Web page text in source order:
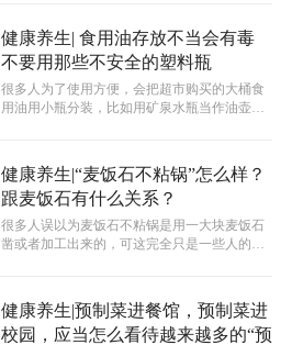
健康养生| 食用油存放不当会有毒
不要用那些不安全的塑料瓶
很多人为了使用方便，会把超市购买的大桶食
用油用小瓶分装，比如用矿泉水瓶当作油壶来
健康养生|“麦饭石不粘锅”怎么样？
跟麦饭石有什么关系？
很多人误以为麦饭石不粘锅是用一大块麦饭石
凿或者加工出来的，可这完全只是一些人的美
健康养生|预制菜进餐馆，预制菜进
校园，应当怎么看待越来越多的“预